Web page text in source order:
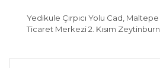
Yedikule Çırpıcı Yolu Cad,
Ticaret Merkezi 2. Kısım